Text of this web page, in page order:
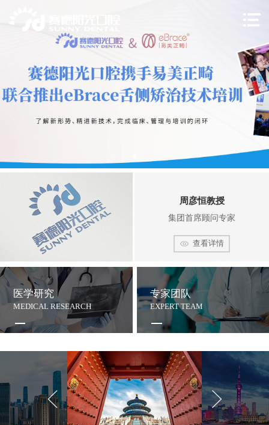
周彦恒教授
集团首席顾问专家
查看详情
医学研究
MEDICAL RESEARCH
专家团队
EXPERT TEAM